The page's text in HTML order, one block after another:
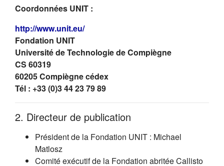
Coordonnées UNIT :
http://www.unit.eu/(s'ouvre dans un nouvel onglet)
Fondation UNIT
Université de Technologie de Compiègne
CS 60319
60205 Compiègne cédex
Tél : +33 (0)3 44 23 79 89
2. Directeur de publication
Président de la Fondation UNIT : Michael
Matlosz
Comité exécutif de la Fondation abritée Callisto